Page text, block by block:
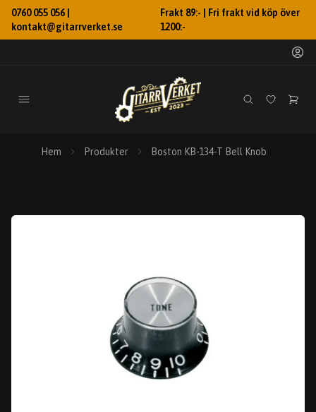
0760 055 056 |
kontakt@gitarrverket.se
Frakt 89:- | Fri frakt vid köp över
1200:-
Hem Produkter Boston KB-134-T Bell Knob